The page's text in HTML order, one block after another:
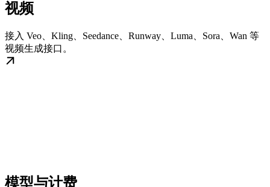
视频
接入 Veo、Kling、Seedance、Runway、Luma、Sora、Wan 等
视频生成接口。
模型与计费